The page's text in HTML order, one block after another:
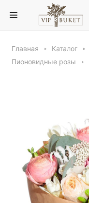
Главная Каталог
Пионовидные розы